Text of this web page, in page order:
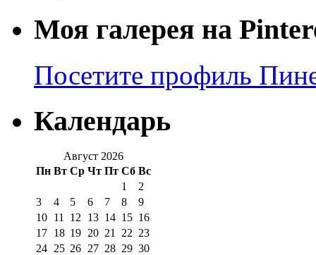
Моя галерея на
Посетите профиль
Календарь
Август 2026
Пн Вт Ср Чт Пт Сб Вс
1
2
3
4 5 6 7 8
9
10 11 12 13 14 15 16
17 18 19 20 21 22 23
24 25 26 27 28 29 30